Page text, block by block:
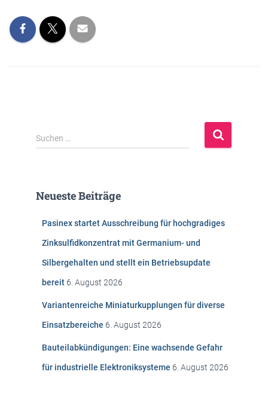
S
u
n
Suchen …
Neueste Beiträge
Pasinex startet Ausschreibung für hochgradiges
Zinksulfidkonzentrat mit Germanium- und
Silbergehalten und stellt ein Betriebsupdate
bereit 6. August 2026
Variantenreiche Miniaturkupplungen für diverse
Einsatzbereiche 6. August 2026
Bauteilabkündigungen: Eine wachsende Gefahr
für industrielle Elektroniksysteme 6. August 2026